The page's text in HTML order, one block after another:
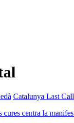
Catalunya Last Call